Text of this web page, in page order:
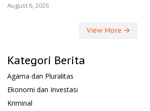
August 6, 2026
View More
Kategori Berita
Agama dan Pluralitas
Ekonomi dan Investasi
Kriminal